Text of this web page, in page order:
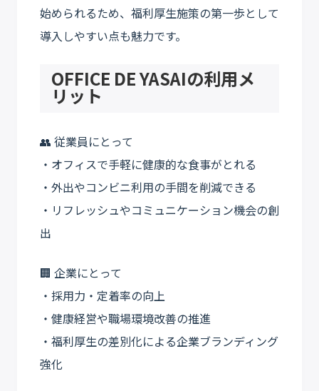
始められるため、福利厚生施策の第一歩として
導入しやすい点も魅力です。
OFFICE DE YASAIの利用メ
リット
👥 従業員にとって
・オフィスで手軽に健康的な食事がとれる
・外出やコンビニ利用の手間を削減できる
・リフレッシュやコミュニケーション機会の創
出
🏢 企業にとって
・採用力・定着率の向上
・健康経営や職場環境改善の推進
・福利厚生の差別化による企業ブランディング
強化